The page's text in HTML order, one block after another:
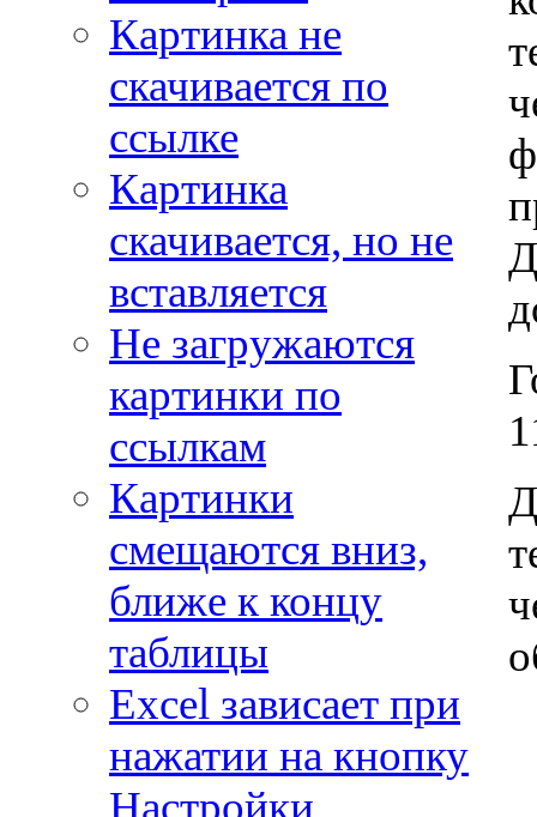
Картинка не
скачивается по
ссылке
Картинка
скачивается, но не
вставляется
Не загружаются
картинки по
ссылкам
Картинки
смещаются вниз,
ближе к концу
таблицы
Excel зависает при
нажатии на кнопку
Настройки